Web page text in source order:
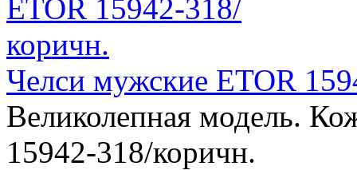
Челси мужские ETOR
Великолепная модель.
15942-318/коричн.